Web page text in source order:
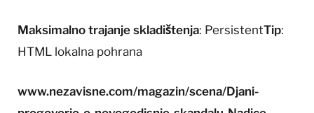
Maksimalno trajanje skladištenja: PersistentTip:
HTML lokalna pohrana
www.nezavisne.com/magazin/scena/Djani-